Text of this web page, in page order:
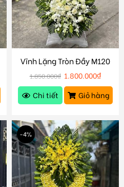
Vĩnh Lặng Tròn Đầy M120
1.850.000₫ 1.800.000₫
Chi tiết
Giỏ hàng
-4%